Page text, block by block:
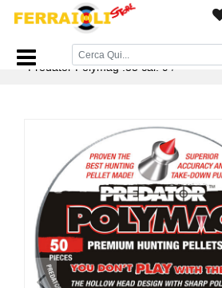
Home Page/PIOMBINI/Piombini
Predator Polymag .35 cal. 9/
<